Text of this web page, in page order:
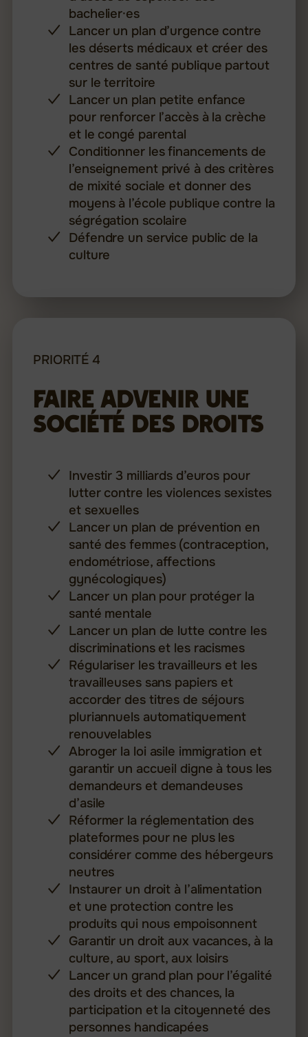
bachelier·es
Lancer un plan d’urgence contre
les déserts médicaux et créer des
centres de santé publique partout
sur le territoire
Lancer un plan petite enfance
pour renforcer l’accès à la crèche
et le congé parental
Conditionner les financements de
l’enseignement privé à des critères
de mixité sociale et donner des
moyens à l’école publique contre la
ségrégation scolaire
Défendre un service public de la
culture
PRIORITÉ 4
Faire advenir une
société des droits
Investir 3 milliards d’euros pour
lutter contre les violences sexistes
et sexuelles
Lancer un plan de prévention en
santé des femmes (contraception,
endométriose, affections
gynécologiques)
⁠⁠Lancer un plan pour protéger la
santé mentale
Lancer un plan de lutte contre les
discriminations et les racismes
Régulariser les travailleurs et les
travailleuses sans papiers et
accorder des titres de séjours
pluriannuels automatiquement
renouvelables
Abroger la loi asile immigration et
garantir un accueil digne à tous les
demandeurs et demandeuses
d’asile
Réformer la réglementation des
plateformes pour ne plus les
considérer comme des hébergeurs
neutres
Instaurer un droit à l’alimentation
et une protection contre les
produits qui nous empoisonnent
Garantir un droit aux vacances, à la
culture, au sport, aux loisirs
Lancer un grand plan pour l’égalité
des droits et des chances, la
participation et la citoyenneté des
personnes handicapées